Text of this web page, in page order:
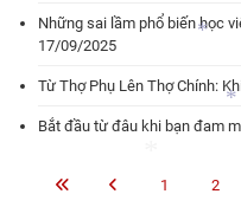
*
*Những sai lầm phổ biến học
17/09/2025
Từ Thợ Phụ Lên Thợ Chính:
Bắt đầu từ đâu khi bạn đam
1 2